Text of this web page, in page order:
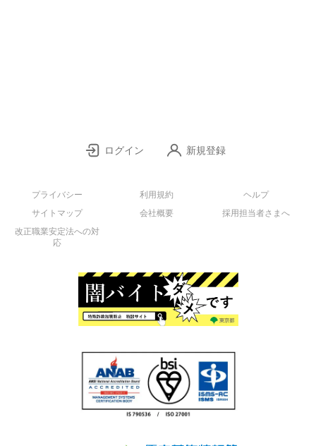
ログイン 新規登録
プライバシー 利用規約
ヘルプ
サイトマップ
会社概要
採用担当者さまへ
改正職業安定法への対
応